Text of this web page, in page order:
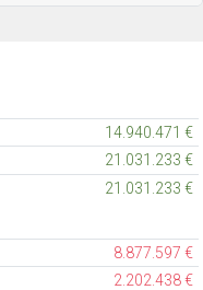
14.940.471 €
21.031.233 €
21.031.233 €
8.877.597 €
2.202.438 €